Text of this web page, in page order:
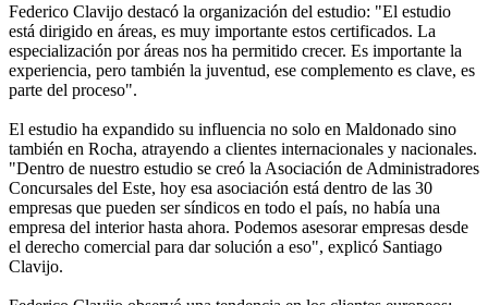
Federico Clavijo destacó la organización del estudio: "El estudio
está dirigido en áreas, es muy importante estos certificados. La
especialización por áreas nos ha permitido crecer. Es importante la
experiencia, pero también la juventud, ese complemento es clave, es
parte del proceso".
El estudio ha expandido su influencia no solo en Maldonado sino
también en Rocha, atrayendo a clientes internacionales y nacionales.
"Dentro de nuestro estudio se creó la Asociación de Administradores
Concursales del Este, hoy esa asociación está dentro de las 30
empresas que pueden ser síndicos en todo el país, no había una
empresa del interior hasta ahora. Podemos asesorar empresas desde
el derecho comercial para dar solución a eso", explicó Santiago
Clavijo.